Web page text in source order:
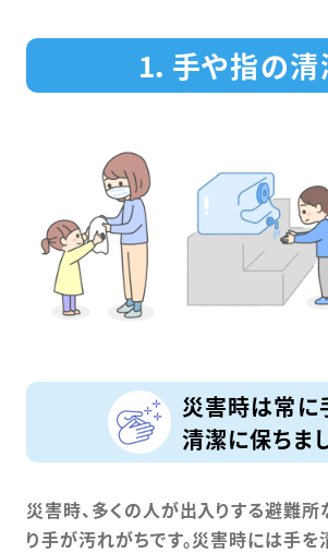
1．手や指の
災害時は常に
清潔に保ちまし
災害時、多くの人が出入りする避難
り手が汚れがちです。災害時には手を